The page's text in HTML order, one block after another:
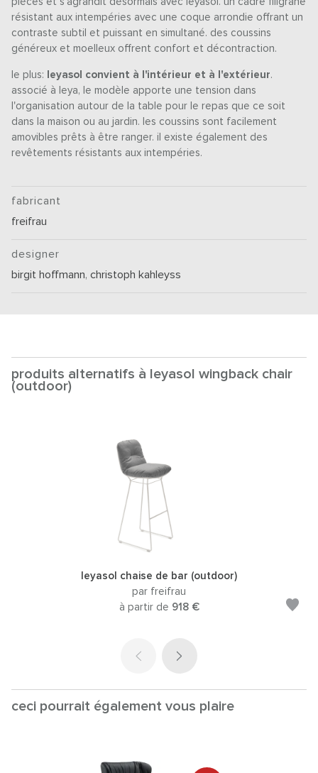
résistant aux intempéries avec une coque arrondie offrant un
contraste subtil et puissant en simultané. des coussins
généreux et moelleux offrent confort et décontraction.
le plus: leyasol convient à l'intérieur et à l'extérieur.
associé à leya, le modèle apporte une tension dans
l'organisation autour de la table pour le repas que ce soit
dans la maison ou au jardin. les coussins sont facilement
amovibles prêts à être ranger. il existe également des
revêtements résistants aux intempéries.
fabricant
freifrau
designer
birgit hoffmann,christoph kahleyss
produits alternatifs à leyasol wingback chair
(outdoor)
leyasol chaise de bar (outdoor)
par freifrau
à partir de 918 €
ceci pourrait également vous plaire